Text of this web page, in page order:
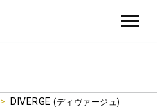
> DIVERGE(ディヴァージュ)